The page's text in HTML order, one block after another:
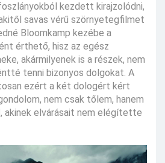
kezdett kirajzolódni,
savas vérű szörnyetegfilmet
Bloomkamp kezébe a
érthető, hisz az egész
akármilyenek is a részek, nem
tenni bizonyos dolgokat. A
ezért a két dologért kért
nem csak tőlem, hanem
akinek elvárásait nem elégítette